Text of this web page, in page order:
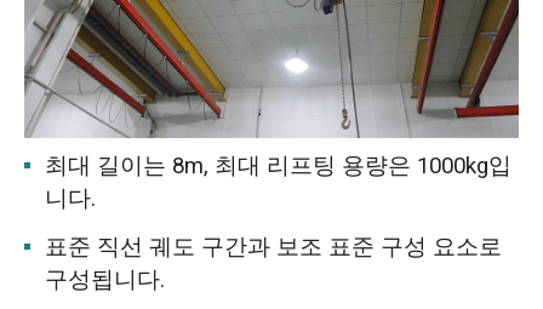
최대 길이는 8m, 최대 리프팅 용량은 1000kg입
니다.
표준 직선 궤도 구간과 보조 표준 구성 요소로
구성됩니다.